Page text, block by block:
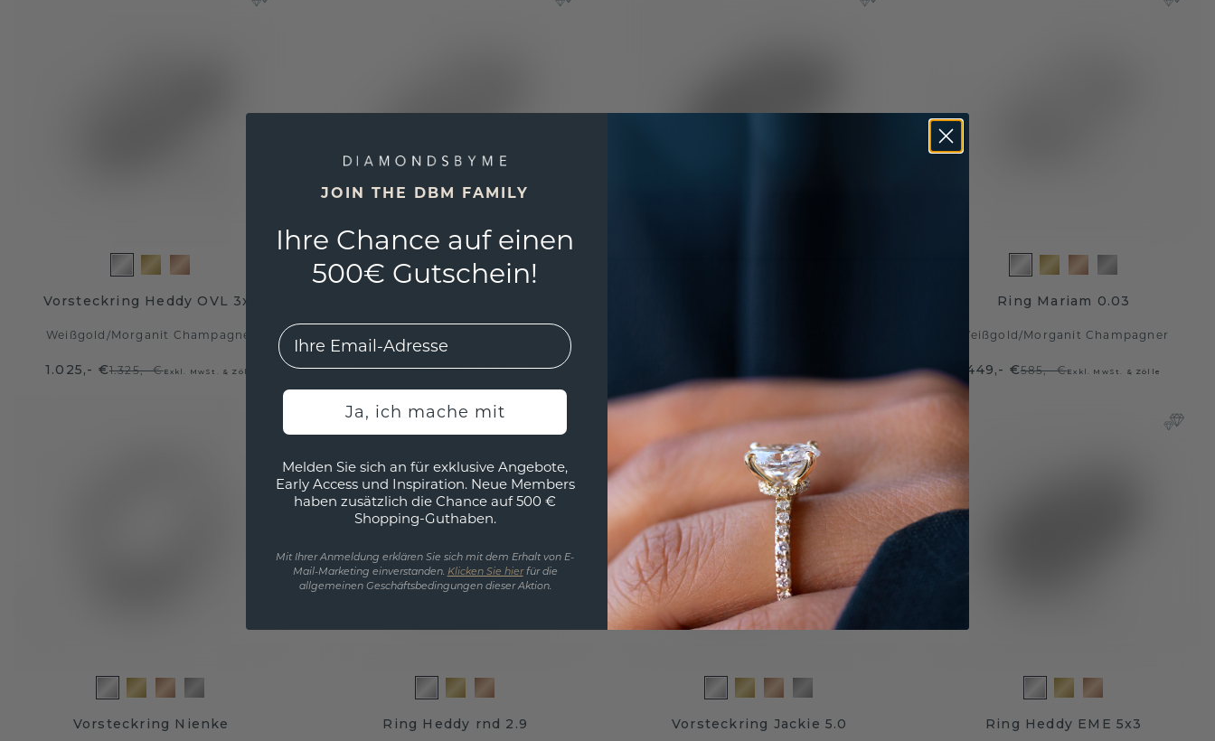
Vorsteckring Heddy OVL 3x5
Weißgold /Morganit Champagner
1.025,- €1.325,- €Exkl. MwSt. & Zölle 780,- €975,- €Exkl. MwSt. & Zölle
Ring Mariam 0.03
Weißgold /Morganit Champagner
449,- €585,- €Exkl. MwSt. & Zölle
Vorsteckring Nienke Ring Heddy rnd 2.9 Vorsteckring Jackie 5.0 Ring Heddy EME 5x3
JOIN THE DBM FAMILY
Ihre Chance auf einen
500€ Gutschein!
EMail
Ja, ich mache mit
Melden Sie sich an für exklusive Angebote,
Early Access und Inspiration. Neue Members
haben zusätzlich die Chance auf 500 €
Shopping-Guthaben.
Mit Ihrer Anmeldung erklären Sie sich mit dem Erhalt von E-
Mail-Marketing einverstanden. Klicken Sie hierfür die
allgemeinen Geschäftsbedingungen dieser Aktion.